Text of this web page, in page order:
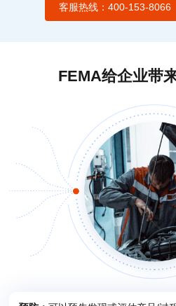
客服热线：400-153-8066
FEMA给企业带